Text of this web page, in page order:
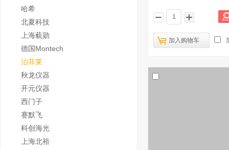
哈希
北夏科技
上海藐勋
德国Montech
泊菲莱
秋龙仪器
开元仪器
西门子
赛默飞
科创海光
上海北裕
加入购物车